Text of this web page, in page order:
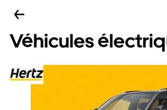
Véhicules